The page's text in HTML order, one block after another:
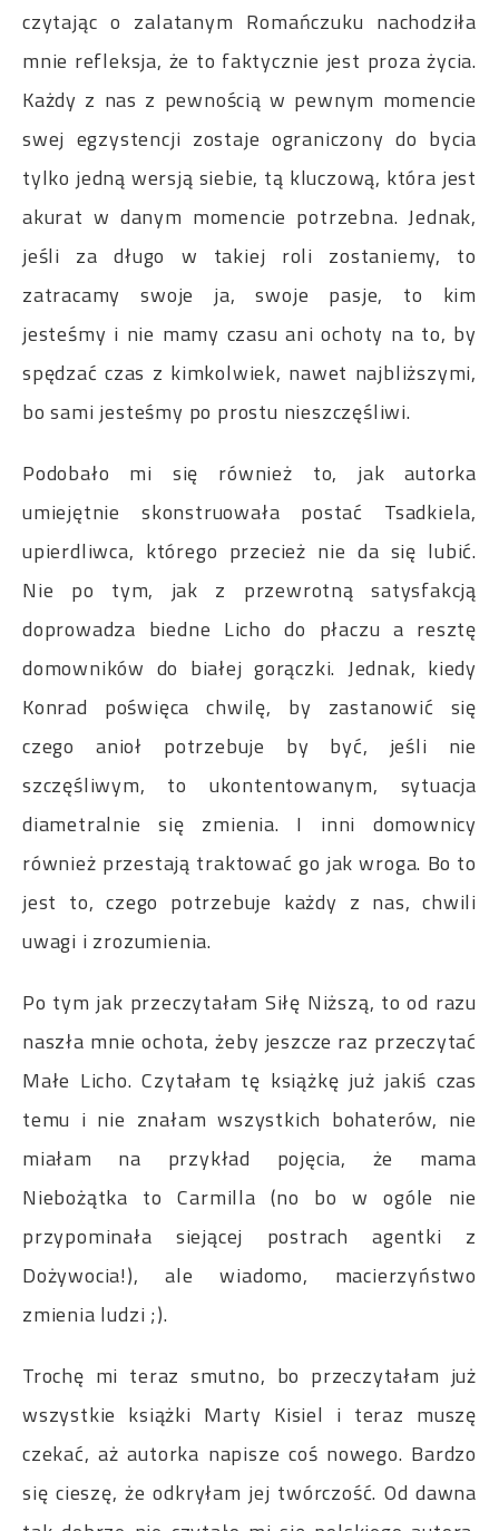
czytając o zalatanym Romańczuku nachodziła
mnie refleksja, że to faktycznie jest proza życia.
Każdy z nas z pewnością w pewnym momencie
swej egzystencji zostaje ograniczony do bycia
tylko jedną wersją siebie, tą kluczową, która jest
akurat w danym momencie potrzebna. Jednak,
jeśli za długo w takiej roli zostaniemy, to
zatracamy swoje ja, swoje pasje, to kim
jesteśmy i nie mamy czasu ani ochoty na to, by
spędzać czas z kimkolwiek, nawet najbliższymi,
bo sami jesteśmy po prostu nieszczęśliwi.
Podobało mi się również to, jak autorka
umiejętnie skonstruowała postać Tsadkiela,
upierdliwca, którego przecież nie da się lubić.
Nie po tym, jak z przewrotną satysfakcją
doprowadza biedne Licho do płaczu a resztę
domowników do białej gorączki. Jednak, kiedy
Konrad poświęca chwilę, by zastanowić się
czego anioł potrzebuje by być, jeśli nie
szczęśliwym, to ukontentowanym, sytuacja
diametralnie się zmienia. I inni domownicy
również przestają traktować go jak wroga. Bo to
jest to, czego potrzebuje każdy z nas, chwili
uwagi i zrozumienia.
Po tym jak przeczytałam Siłę Niższą, to od razu
naszła mnie ochota, żeby jeszcze raz przeczytać
Małe Licho. Czytałam tę książkę już jakiś czas
temu i nie znałam wszystkich bohaterów, nie
miałam na przykład pojęcia, że mama
Niebożątka to Carmilla (no bo w ogóle nie
przypominała siejącej postrach agentki z
Dożywocia!), ale wiadomo, macierzyństwo
zmienia ludzi ;).
Trochę mi teraz smutno, bo przeczytałam już
wszystkie książki Marty Kisiel i teraz muszę
czekać, aż autorka napisze coś nowego. Bardzo
się cieszę, że odkryłam jej twórczość. Od dawna